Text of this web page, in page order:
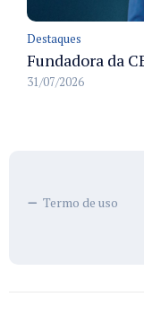
Destaques
31/07/2026
Termo de uso